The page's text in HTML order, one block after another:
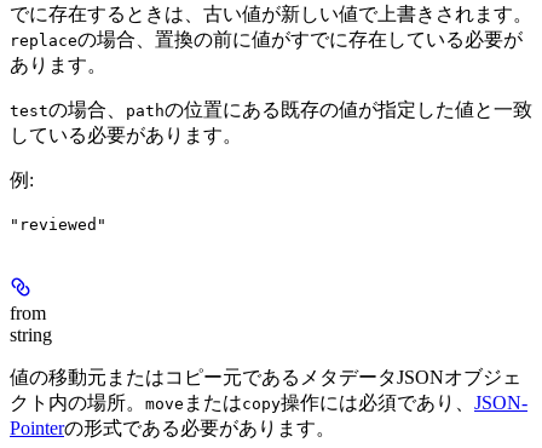
でに存在するときは、古い値が新しい値で上書きされます。
replaceの場合、置換の前に値がすでに存在している必要が
あります。
testの場合、 pathの位置にある既存の値が指定した値と一致
している必要があります。
例 :
"reviewed"
from
string
値の移動元またはコピー元であるメタデータJSONオブジェ
クト内の場所。 move またはcopy操作には必須であり、 JSON-
Pointerの形式である必要があります。